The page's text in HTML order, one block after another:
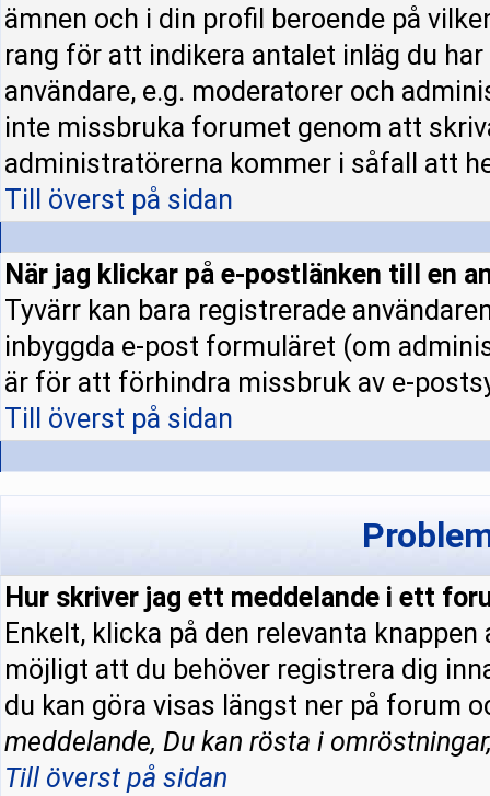
ämnen och i din profil beroende på
rang för att indikera antalet inläg du
användare, e.g. moderatorer och
inte missbruka forumet genom att
administratörerna kommer i såfall att
Till överst på sidan
När jag klickar på e-postlänken till en
Tyvärr kan bara registrerade
inbyggda e-post formuläret (om
är för att förhindra missbruk av e-
Till överst på sidan
Hur skriver jag ett meddelande i ett
Enkelt, klicka på den relevanta
möjligt att du behöver registrera dig
du kan göra visas längst ner på forum
meddelande, Du kan rösta i
Till överst på sidan